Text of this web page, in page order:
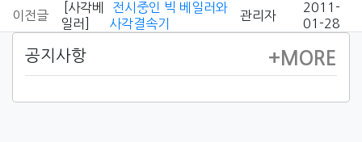
이전글
[사각베
일러]
전시중인 빅 베일러와
사각결속기
관리자
2011-
01-28
공지사항 +MORE